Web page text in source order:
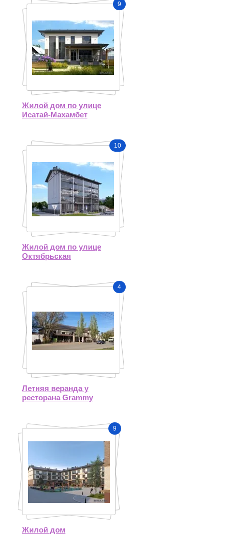
9
Жилой дом по улице
Исатай-Махамбет
10
Жилой дом по улице
Октябрьская
4
Летняя веранда у
ресторана Grammy
9
Жилой дом